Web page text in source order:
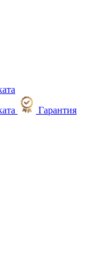
Гарантия